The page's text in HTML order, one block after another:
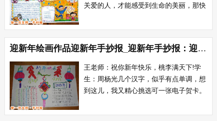
关爱的人，才能感受到生命的美丽，那快
人，才深深知道幸福来之不易。祝您在春
节万家团圆的日子里举杯高吭幸福日子万
年长!星星的寂寞月知道，晚霞的羞涩云
知道，花儿的芬芳蝶知道，青草的温柔风
知道，梦里的...
迎新年绘画作品迎新年手抄报_迎新年手抄报：迎新年手抄报内容
王老师：祝你新年快乐，桃李满天下!学
生：周杨光几个汉字，似乎有点单调，想
到这儿，我又精心挑选可一张电子贺卡。
上一队可爱的金童玉女各持一副对联，伴